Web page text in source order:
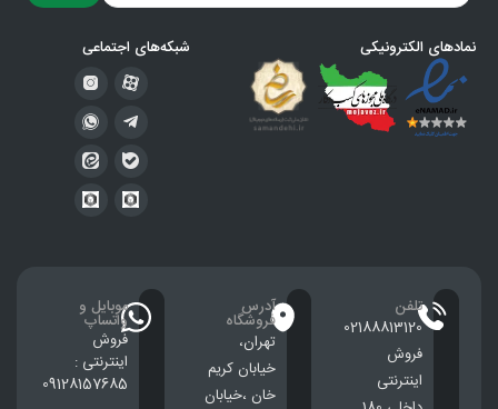
نمادهای الکترونیکی شبکه‌های اجتماعی
تلفن
02188813120
فروش
اینترنتی
آدرس
فروشگاه
تهران،
خيابان كريم
خان ،خيابان
موبایل و
واتساپ
فروش
اینترنتی :
09128157685